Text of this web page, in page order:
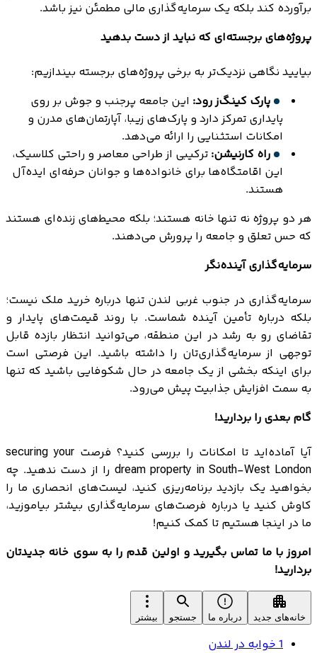
برآورده کند بلکه یک سرمایه‌گذاری مالی مطمئن نیز باشد.
پروژه‌های برجسته‌ای که نباید از دست بدهید
بیایید نگاهی نزدیک‌تر به برخی پروژه‌های برجسته بیندازیم:
پارک کینگ‌ز رود: این جامعه پرجنب و جوش بر روی
پایداری تمرکز دارد و پارک‌های زیبا، آپارتمان‌های مدرن و
امکانات استثنایی را ارائه می‌دهد.
راه کارنیشن: ترکیبی از طراحی معاصر و راحتی کلاسیک،
این اقامتگاه‌ها برای خانواده‌ها و جوانان حرفه‌ای ایده‌آل
هستند.
هر دو پروژه نه تنها خانه هستند؛ بلکه محیط‌های زنده‌ای هستند
که حس تعلق و جامعه را پرورش می‌دهند.
سرمایه‌گذاری آینده‌نگر
سرمایه‌گذاری در جنوب غربی لندن تنها درباره خرید ملک نیست؛
بلکه درباره تأمین آینده شماست. با روند قیمت‌های پایدار و
تقاضای رو به رشد در این منطقه، می‌توانید انتظار بازده قابل
توجهی از سرمایه‌گذاری‌تان را داشته باشید. این فرصتی است
برای اینکه بخشی از یک جامعه در حال شکوفایی باشید که تنها
به سمت افزایش جذابیت پیش می‌رود.
گام بعدی را بردارید!
آیا آماده‌اید تا امکانات را بررسی کنید؟ فرصت securing your
dream property in South-West London را از دست ندهید. چه
بخواهید یک بازدید برنامه‌ریزی کنید، لیست‌های انحصاری ما را
کاوش کنید یا درباره فرصت‌های سرمایه‌گذاری بیشتر بیاموزید،
ما در اینجا هستیم تا کمک کنیم!
امروز با ما تماس بگیرید و اولین قدم را به سوی خانه جدیدتان
بردارید!
خانه‌های جدید درباره ما جستجو بیشتر
1 خوابه در لندن